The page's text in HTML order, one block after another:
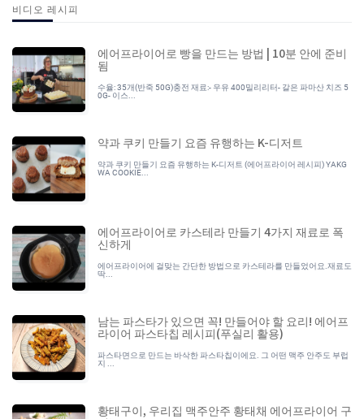
비디오 레시피
에어프라이어로 빵을 만드는 방법 | 10분 안에 준비
됨
수율: 35개(반죽 50G)충전 재료:- 우유 400밀리리터- 갈은 파마산 치즈 5
0G- 이스...
약과 쿠키 만들기 요즘 유행하는 K-디저트
약과 쿠키 만들기 요즘 유행하는 K-디저트 (에어프라이어 레시피) YAKG
WA COOKIE...
에어프라이어로 카스테라 만들기 4가지 재료로 폭
신하게
에어프라이어에 걸맞는 간단한 방법으로 카스테라를 만들었어요.재료도
딱...
남는 파스타가 있으면 꼭! 만들어야 할 요리! 에어프
라이어 파스타칩 레시피(푸실리 활용)
파스타면으로 만드는 바삭한 파스타칩이에요. 그 어떤 맥주 안주도 부럽
지 ...
황태구이, 우리집 맥주안주 황태채 에어프라이어 구